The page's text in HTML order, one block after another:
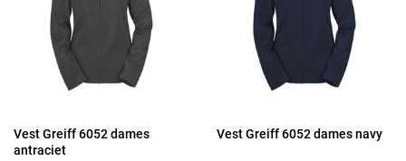
Vest Greiff 6052 dames
antraciet
Vest Greiff 6052 dames navy